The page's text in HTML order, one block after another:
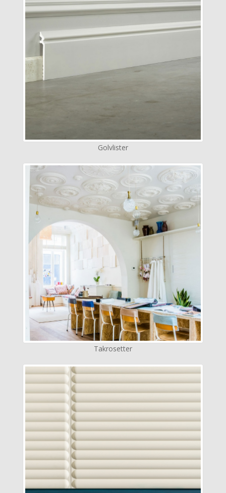
Golvlister
Takrosetter